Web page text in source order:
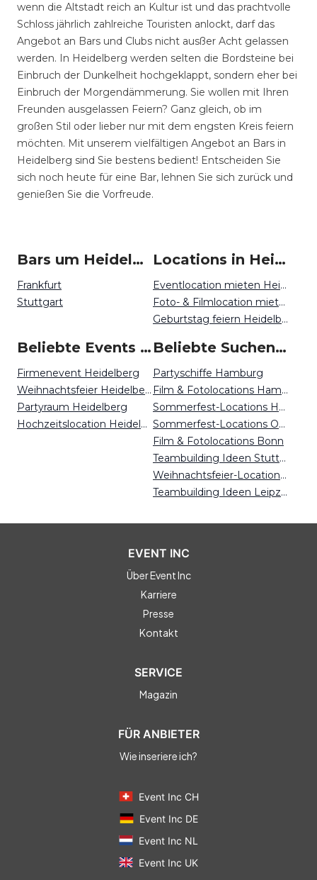
wenn die Altstadt reich an Kultur ist und das prachtvolle
Schloss jährlich zahlreiche Touristen anlockt, darf das
Angebot an Bars und Clubs nicht ausßer Acht gelassen
werden. In Heidelberg werden selten die Bordsteine bei
Einbruch der Dunkelheit hochgeklappt, sondern eher bei
Einbruch der Morgendämmerung. Sie wollen mit Ihren
Freunden ausgelassen Feiern? Ganz gleich, ob im
großen Stil oder lieber nur mit dem engsten Kreis feiern
möchten. Mit unserem vielfältigen Angebot an Bars in
Heidelberg sind Sie bestens bedient! Entscheiden Sie
sich noch heute für eine Bar, lehnen Sie sich zurück und
genießen Sie die Vorfreude.
Bars um Heidelberg
Frankfurt
Stuttgart
Locations in Heidelberg mieten
Eventlocation mieten Heidelberg
Foto- & Filmlocation mieten Heidelberg
Geburtstag feiern Heidelberg
Beliebte Events in Heidelberg
Firmenevent Heidelberg
Weihnachtsfeier Heidelberg
Partyraum Heidelberg
Hochzeitslocation Heidelberg
Beliebte Suchen auf Event Inc
Partyschiffe Hamburg
Film & Fotolocations Hamburg
Sommerfest-Locations Hamburg
Sommerfest-Locations Osnabrück
Film & Fotolocations Bonn
Teambuilding Ideen Stuttgart
Weihnachtsfeier-Locations Potsdam
Teambuilding Ideen Leipzig
EVENT INC
Über Event Inc
Karriere
Presse
Kontakt
SERVICE
Magazin
FÜR ANBIETER
Wie inseriere ich?
Event Inc CH
Event Inc DE
Event Inc NL
Event Inc UK